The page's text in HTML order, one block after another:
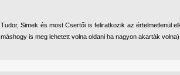
Tudor, Simek és most Csertői is feliratkozik az értelmetlenül
máshogy is meg lehetett volna oldani ha nagyon akarták volna)